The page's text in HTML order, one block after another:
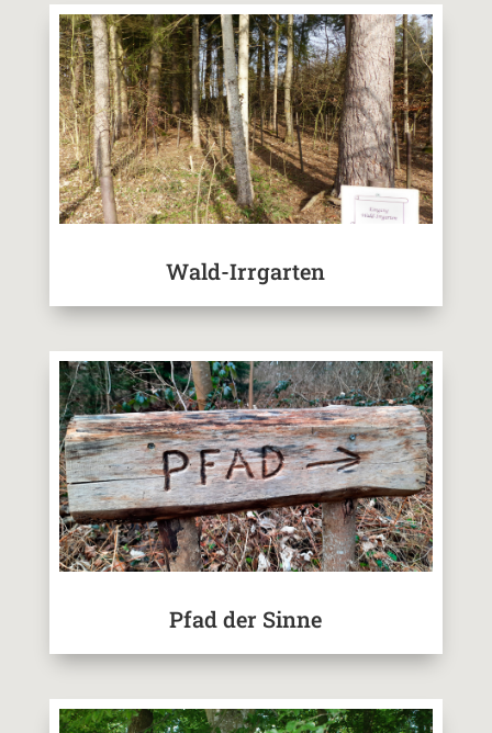
Wald-Irrgarten
Pfad der Sinne